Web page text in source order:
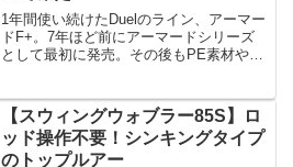
1年間使い続けたDuelのライン、アーマー
ドF+。7年ほど前にアーマードシリーズ
として最初に発売。その後もPE素材やコ
在はアーマードシリーズの最上位である
アーマードF...
【スウィングウォブラー85S】ロ
ッド操作不要！シンキングタイプ
のトップルアー